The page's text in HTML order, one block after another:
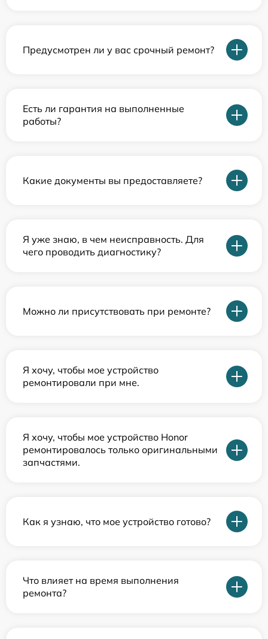
Предусмотрен ли у вас срочный ремонт?
Есть ли гарантия на выполненные
работы?
Какие документы вы предоставляете?
Я уже знаю, в чем неисправность. Для
чего проводить диагностику?
Можно ли присутствовать при ремонте?
Я хочу, чтобы мое устройство
ремонтировали при мне.
Я хочу, чтобы мое устройство Honor
ремонтировалось только оригинальными
запчастями.
Как я узнаю, что мое устройство готово?
Что влияет на время выполнения
ремонта?